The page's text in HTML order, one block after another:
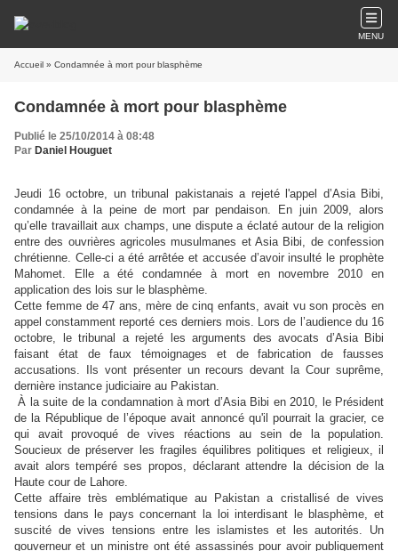
MENU
Accueil » Condamnée à mort pour blasphème
Condamnée à mort pour blasphème
Publié le 25/10/2014 à 08:48
Par Daniel Houguet
Jeudi 16 octobre, un tribunal pakistanais a rejeté l'appel d’Asia Bibi,
condamnée à la peine de mort par pendaison. En juin 2009, alors
qu’elle travaillait aux champs, une dispute a éclaté autour de la religion
entre des ouvrières agricoles musulmanes et Asia Bibi, de confession
chrétienne. Celle-ci a été arrêtée et accusée d’avoir insulté le prophète
Mahomet. Elle a été condamnée à mort en novembre 2010 en
application des lois sur le blasphème.
Cette femme de 47 ans, mère de cinq enfants, avait vu son procès en
appel constamment reporté ces derniers mois. Lors de l’audience du 16
octobre, le tribunal a rejeté les arguments des avocats d’Asia Bibi
faisant état de faux témoignages et de fabrication de fausses
accusations. Ils vont présenter un recours devant la Cour suprême,
dernière instance judiciaire au Pakistan.
À la suite de la condamnation à mort d’Asia Bibi en 2010, le Président
de la République de l’époque avait annoncé qu'il pourrait la gracier, ce
qui avait provoqué de vives réactions au sein de la population.
Soucieux de préserver les fragiles équilibres politiques et religieux, il
avait alors tempéré ses propos, déclarant attendre la décision de la
Haute cour de Lahore.
Cette affaire très emblématique au Pakistan a cristallisé de vives
tensions dans le pays concernant la loi interdisant le blasphème, et
suscité de vives tensions entre les islamistes et les autorités. Un
gouverneur et un ministre ont été assassinés pour avoir publiquement